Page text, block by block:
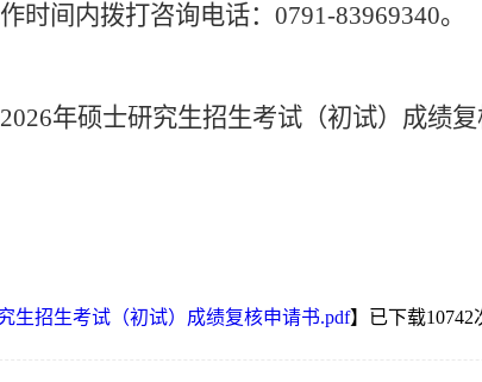
时间内拨打咨询电话：0791-83969340。
2026年硕士研究生招生考试（初试）成绩复
生招生考试（初试）成绩复核申请书.pdf】已下载10742